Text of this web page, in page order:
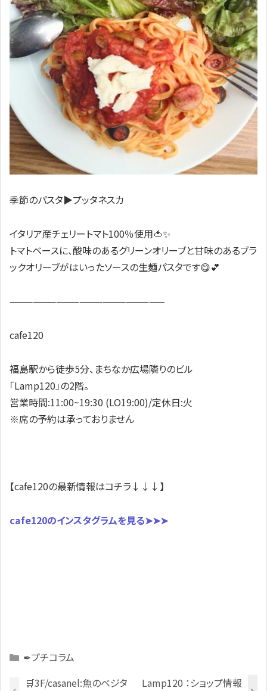
季節のパスタ▶プッタネスカ
イタリア産チェリートマト100％使用🍅✨️
トマトベースに、酸味のあるグリーンオリーブと甘味のあるブラ
ックオリーブがはいったソースの生麺パスタです😋💕
————————————————————
cafe120
福島駅から徒歩5分、まちなか広場隣りのビル
「Lamp120」の2階。
営業時間:11:00~19:30 (LO19:00)/定休日:火
※席の予約は承っておりません
【cafe120の最新情報はコチラ↓↓↓】
cafe120のインスタグラムを見る➤➤➤
Categories
✒プチコラム
🛒3F/casanel:魚のベジタ
Lamp120 ：ショップ情報